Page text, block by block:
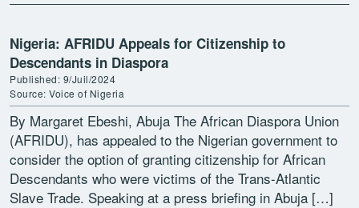
Nigeria: AFRIDU Appeals for Citizenship to
Descendants in Diaspora
Published: 9/Juil/2024
Source: Voice of Nigeria
By Margaret Ebeshi, Abuja The African Diaspora Union
(AFRIDU), has appealed to the Nigerian government to
consider the option of granting citizenship for African
Descendants who were victims of the Trans-Atlantic
Slave Trade. Speaking at a press briefing in Abuja […]